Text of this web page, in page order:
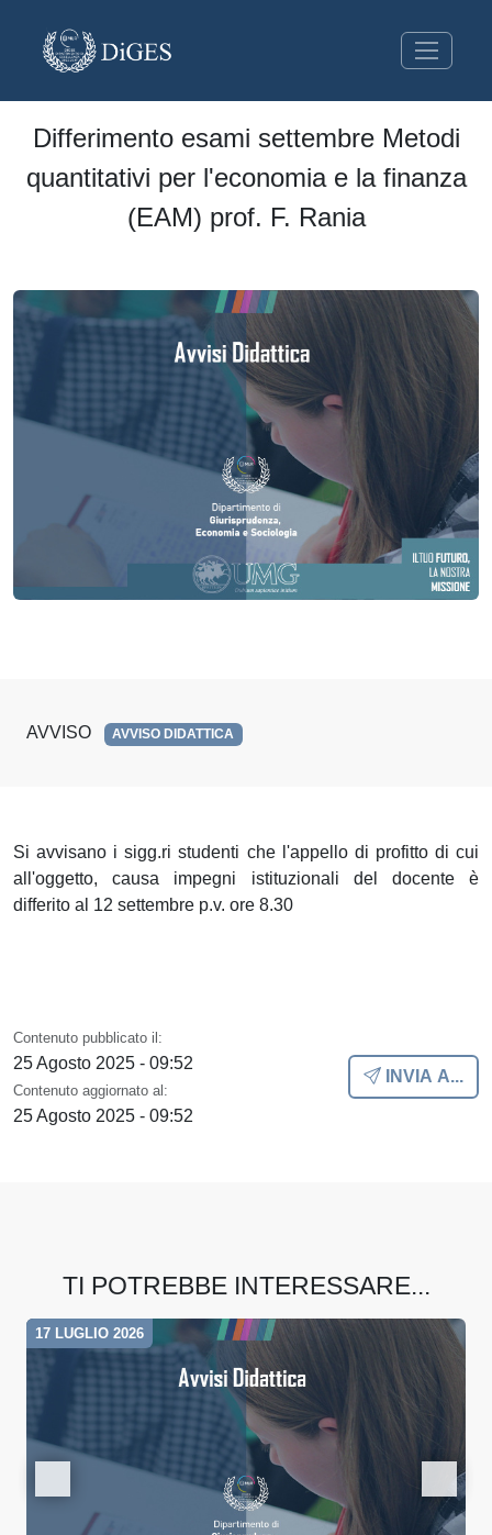
Differimento esami settembre Metodi
quantitativi per l'economia e la finanza
(EAM) prof. F. Rania
AVVISO AVVISO DIDATTICA
Si avvisano i sigg.ri studenti che l'appello di profitto di cui
all'oggetto, causa impegni istituzionali del docente è
differito al 12 settembre p.v. ore 8.30
Contenuto pubblicato il:
25 Agosto 2025 - 09:52
Contenuto aggiornato al:
25 Agosto 2025 - 09:52
INVIA A...
TI POTREBBE INTERESSARE...
17 LUGLIO 2026